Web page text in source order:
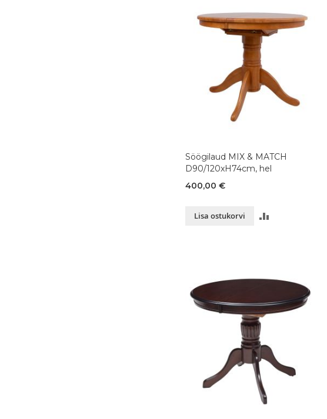
Söögilaud MIX & MATCH
D90/120xH74cm, hel
400,00 €
Lisa ostukorvi